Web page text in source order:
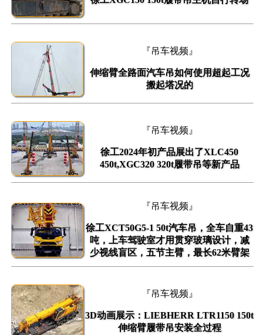
『吊车视频』
伸缩臂全路面汽车吊如何使用超起工况
搬起塔况的
『吊车视频』
徐工2024年初产品展出了XLC450
450t,XGC320 320t履带吊等新产品
『吊车视频』
徐工XCT50G5-1 50t汽车吊，全车自重43
吨，上车驾驶室才用贯穿玻璃设计，减
少视线盲区，五节主臂，最长62米臂架
『吊车视频』
3D动画展示：LIEBHERR LTR1150 150t
伸缩臂履带吊安装全过程